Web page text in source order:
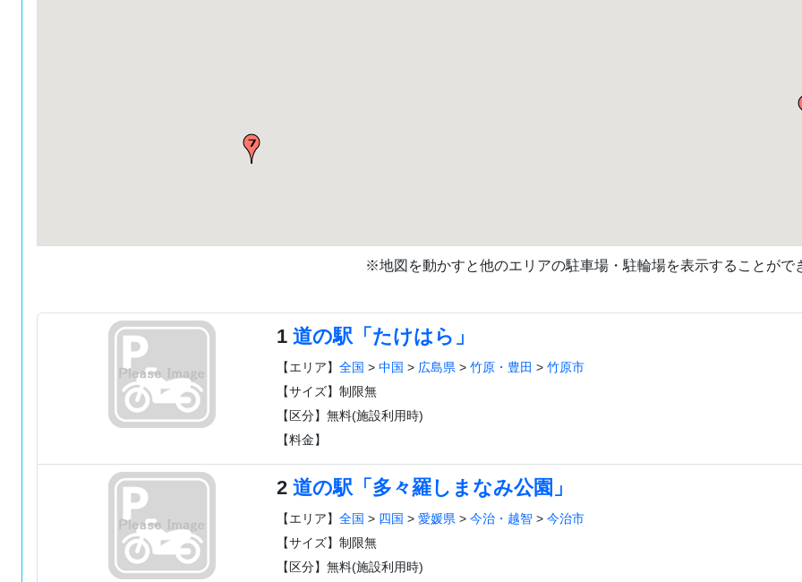
※地図を動かすと他のエリアの駐車場・駐輪場を表示することがで
1 道の駅「たけはら」
【エリア】 全国 > 中国 > 広島県 > 竹原・豊田 > 竹原市
【サイズ】制限無
【区分】無料(施設利用時)
【料金】
2 道の駅「多々羅しまなみ公園」
【エリア】 全国 > 四国 > 愛媛県 > 今治・越智> 今治市
【サイズ】制限無
【区分】無料(施設利用時)